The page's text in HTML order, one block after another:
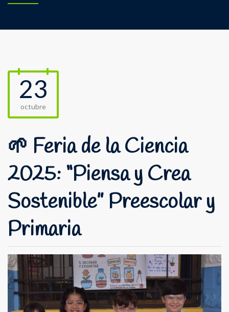
23
octubre
🌱 Feria de la Ciencia
2025: “Piensa y Crea
Sostenible” Preescolar y
Primaria